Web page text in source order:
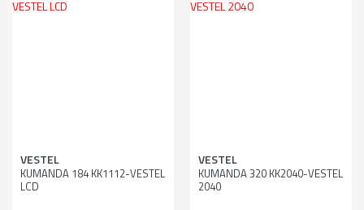
VESTEL
KUMANDA 184 KK1112-VESTEL
LCD
VESTEL
KUMANDA 320 KK2040-VESTEL
2040